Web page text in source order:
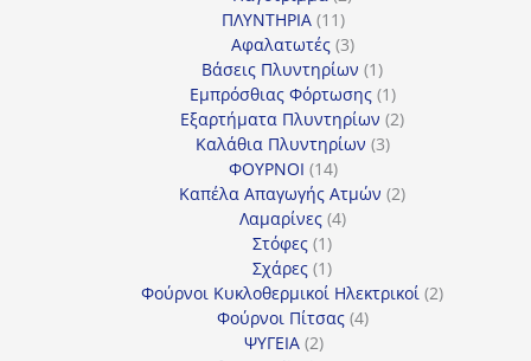
ΠΛΥΝΤΗΡΙΑ 1111
προϊόντα
Αφαλατωτές 33
προϊόντα
Βάσεις Πλυντηρίων 11
προϊόν
Εμπρόσθιας Φόρτωσης 11
προϊόν
Εξαρτήματα Πλυντηρίων 22
Καλάθια Πλυντηρίων 33
ΦΟΥΡΝΟΙ 1414
προϊόντα
Καπέλα Απαγωγής Ατμών 22
Λαμαρίνες 44
Στόφες 11
προϊόν
Σχάρες 11
προϊόν
Φούρνοι Κυκλοθερμικοί Ηλεκτρικοί 22
Φούρνοι Πίτσας 44
ΨΥΓΕΙΑ 22